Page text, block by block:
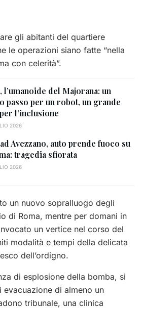
gli abitanti del quartiere
le operazioni siano fatte “nella
con celerità”.
l’umanoide del Majorana: un
passo per un robot, un grande
l’inclusione
2026
Avezzano, auto prende fuoco su
tragedia sfiorata
2026
un nuovo sopralluogo degli
di Roma, mentre per domani in
un vertice nel corso del
modalità e tempi della delicata
dell’ordigno.
di esplosione della bomba, si
di almeno un
tribunale, una clinica